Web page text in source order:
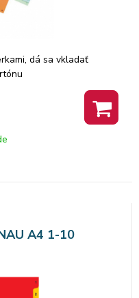
dá sa vkladať
A4 1-10